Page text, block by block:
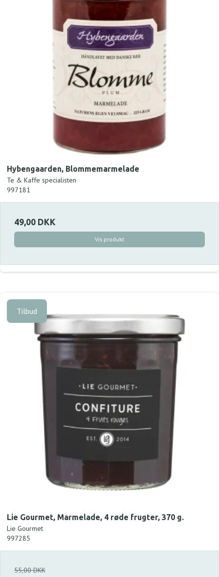
Hybengaarden, Blommemarmelade
Te & Kaffe specialisten
997181
49,00 DKK
Vis produkt
Tilbud
Lie Gourmet, Marmelade, 4 røde frugter, 370 g.
Lie Gourmet
997285
55,00 DKK